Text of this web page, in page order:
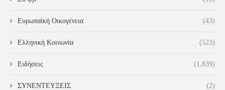
Ευρωπαϊκή Οικογένεια (43)
Ελληνική Κοινωνία (523)
Ειδήσεις (1,839)
ΣΥΝΕΝΤΕΥΞΕΙΣ (2)